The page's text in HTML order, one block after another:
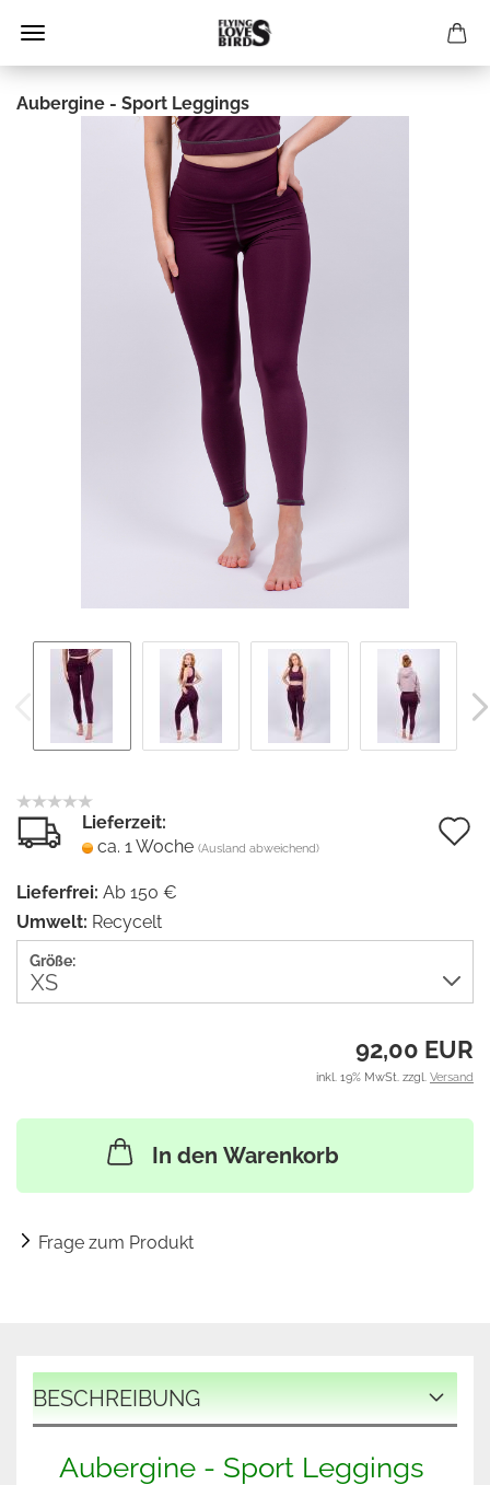
Aubergine - Sport Leggings
Lieferzeit:
ca. 1 Woche (Ausland abweichend)
Lieferfrei: Ab 150 €
Umwelt: Recycelt
Größe:
92,00 EUR
inkl. 19% MwSt. zzgl. Versand
In den Warenkorb
Frage zum Produkt
BESCHREIBUNG
Aubergine - Sport Leggings